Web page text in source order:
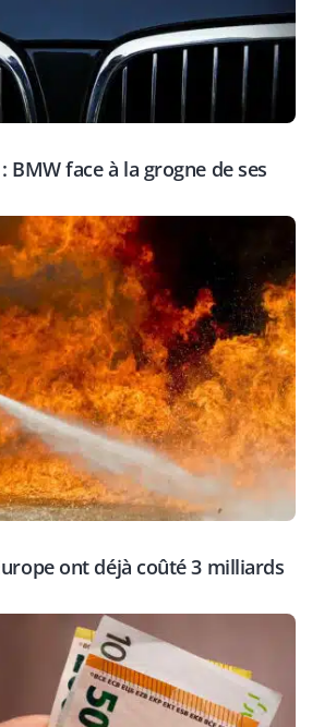
BMW face à la grogne de ses
ont déjà coûté 3 milliards